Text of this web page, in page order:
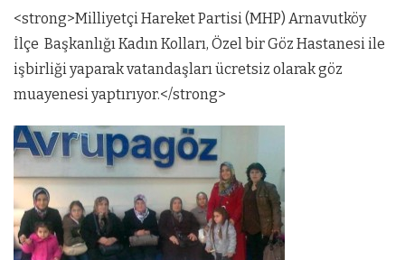
<strong>Milliyetçi Hareket Partisi (MHP) Arnavutköy
İlçe Başkanlığı Kadın Kolları, Özel bir Göz Hastanesi ile
işbirliği yaparak vatandaşları ücretsiz olarak göz
muayenesi yaptırıyor.</strong>